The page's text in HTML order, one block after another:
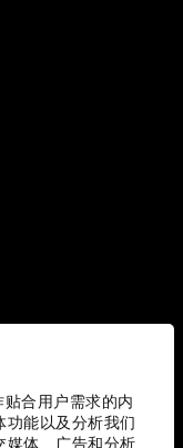
合用户需求的内
功能以及分析我们
媒体、广告和分析